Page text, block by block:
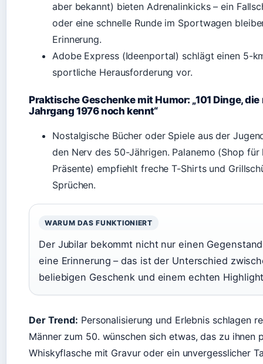
aber bekannt) bieten Adrenalinkicks – ein
oder eine schnelle Runde im Sportwagen
Erinnerung.
Adobe Express (Ideenportal) schlägt einen 5-
sportliche Herausforderung vor.
Praktische Geschenke mit Humor: „101 Dinge, die
Jahrgang 1976 noch kennt“
Nostalgische Bücher oder Spiele aus der
den Nerv des 50-Jährigen. Palanemo (Shop für
Präsente) empfiehlt freche T-Shirts und
Sprüchen.
WARUM DAS FUNKTIONIERT
Der Jubilar bekommt nicht nur einen
eine Erinnerung – das ist der Unterschied
beliebigen Geschenk und einem echten
Der Trend: Personalisierung und Erlebnis schlagen
Männer zum 50. wünschen sich etwas, das zu ihnen
Whiskyflasche mit Gravur oder ein unvergesslicher